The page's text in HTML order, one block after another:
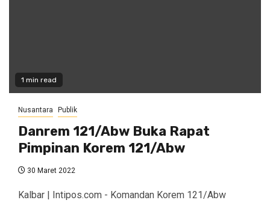
1 min read
Nusantara Publik
Danrem 121/Abw Buka Rapat
Pimpinan Korem 121/Abw
30 Maret 2022
Kalbar | Intipos.com - Komandan Korem 121/Abw